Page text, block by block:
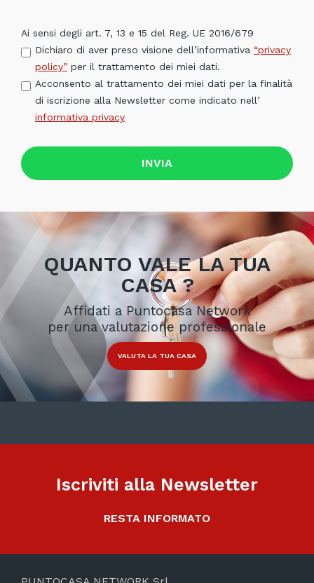
Ai sensi degli art. 7, 13 e 15 del Reg. UE 2016/679
Dichiaro di aver preso visione dell’informativa “privacy
policy” per il trattamento dei miei dati.
Acconsento al trattamento dei miei dati per la finalità
di iscrizione alla Newsletter come indicato nell’
informativa privacy
INVIA
QUANTO VALE LA TUA
CASA ?
Affidati a Puntocasa Network
per una valutazione professionale
VALUTA LA TUA CASA
Iscriviti alla Newsletter
RESTA INFORMATO